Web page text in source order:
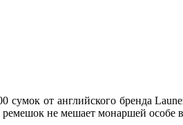
сумок от английского бренда
ремешок не мешает монаршей особе